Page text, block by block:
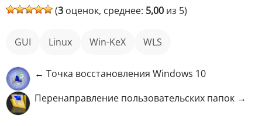
(3 оценок, среднее: 5,00 из 5)
GUI Linux Win-KeX WLS
← Точка восстановления Windows 10
Перенаправление пользовательских папок →